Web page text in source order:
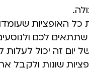
כל האופציות
לכם
יום זה יכול
שונות ולקבל